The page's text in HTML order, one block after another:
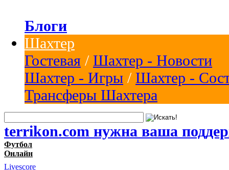
Блоги
Шахтер
Гостевая / Шахтер - Новости
Шахтер - Игры / Шахтер -
Трансферы Шахтера
terrikon.com нужна ваша
Футбол
Онлайн
Livescore